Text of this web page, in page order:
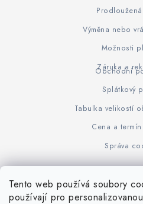
Tento web používá soubory
používají pro
Výměna nebo
Možnosti
Záruka a
Obchodní
Splátkový
Tabulka velikostí
Cena a
Správa
www.KOVOJUHASZ.cz